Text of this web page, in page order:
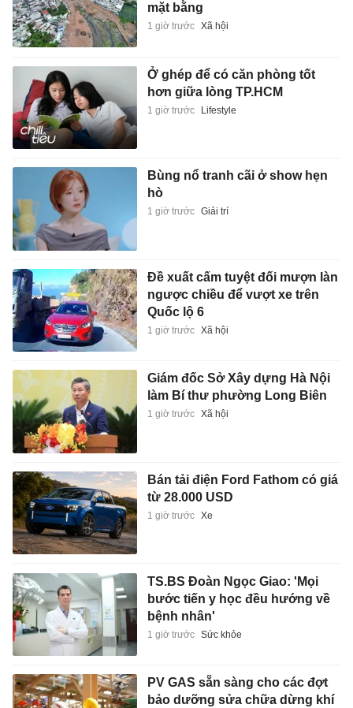
mặt bằng
1 giờ trước Xã hội
Ở ghép để có căn phòng tốt
hơn giữa lòng TP.HCM
1 giờ trước Lifestyle
Bùng nổ tranh cãi ở show hẹn
hò
1 giờ trước Giải trí
Đề xuất cấm tuyệt đối mượn làn
ngược chiều để vượt xe trên
Quốc lộ 6
1 giờ trước Xã hội
Giám đốc Sở Xây dựng Hà Nội
làm Bí thư phường Long Biên
1 giờ trước Xã hội
Bán tải điện Ford Fathom có giá
từ 28.000 USD
1 giờ trước Xe
TS.BS Đoàn Ngọc Giao: 'Mọi
bước tiến y học đều hướng về
bệnh nhân'
1 giờ trước Sức khỏe
PV GAS sẵn sàng cho các đợt
bảo dưỡng sửa chữa dừng khí